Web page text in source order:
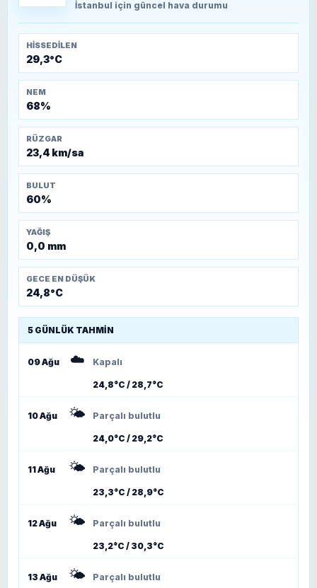
Kütahya-Eskişehir Muharebeleri (10-24
İstanbul için güncel hava durumu
HISSEDILEN
29,3°C
NEM
68%
RÜZGAR
23,4 km/sa
BULUT
60%
YAĞIŞ
0,0 mm
GECE EN DÜŞÜK
24,8°C
5 GÜNLÜK TAHMIN
09 Ağu ☁️ Kapalı
24,8°C / 28,7°C
10 Ağu 🌤️ Parçalı bulutlu
24,0°C / 29,2°C
11 Ağu 🌤️ Parçalı bulutlu
23,3°C / 28,9°C
12 Ağu 🌤️ Parçalı bulutlu
23,2°C / 30,3°C
13 Ağu 🌤️ Parçalı bulutlu